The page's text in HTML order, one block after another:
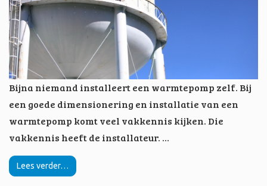
Bijna niemand installeert een warmtepomp zelf. Bij
een goede dimensionering en installatie van een
warmtepomp komt veel vakkennis kijken. Die
vakkennis heeft de installateur. …
Lees verder…